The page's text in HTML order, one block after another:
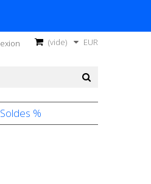
EUR
(vide)
Soldes %